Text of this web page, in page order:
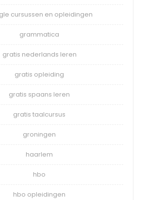
cursussen en opleidingen
grammatica
gratis nederlands leren
gratis opleiding
gratis spaans leren
gratis taalcursus
groningen
haarlem
hbo
hbo opleidingen